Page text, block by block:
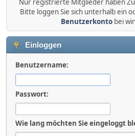
Nur registrierte Mitglieder haben
Bitte loggen Sie sich unterhalb ein
Benutzerkonto bei
Einloggen
Benutzername:
Passwort:
Wie lang möchten Sie eingeloggt